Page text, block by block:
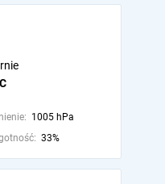
1005 hPa
33%